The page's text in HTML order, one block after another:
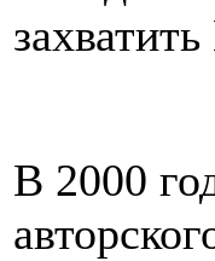
В 2000